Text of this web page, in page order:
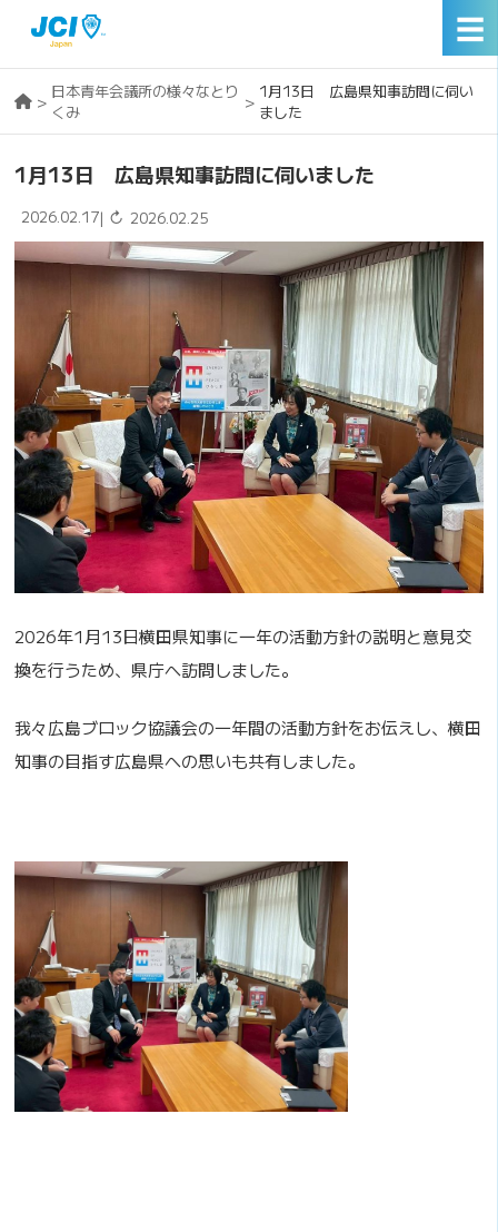
☰
> 日本青年会議所の様々なとり
くみ
> 1月13日 広島県知事訪問に伺い
ました
1月13日 広島県知事訪問に伺いました
2026.02.17| ↻ 2026.02.25
2026年1月13日横田県知事に一年の活動方針の説明と意見交
換を行うため、県庁へ訪問しました。
我々広島ブロック協議会の一年間の活動方針をお伝えし、横田
知事の目指す広島県への思いも共有しました。